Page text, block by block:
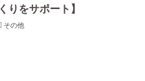
くりをサポート】
その他